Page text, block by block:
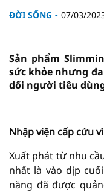
ĐỜI SỐNG 07/03/
Sản phẩm
sức khỏe nhưng
dối người tiêu
Nhập viện cấp cứu
Xuất phát từ nhu
nhất là vào dịp
năng đã được